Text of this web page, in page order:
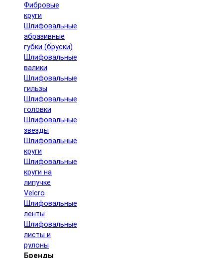
Фибровые
круги
Шлифовальные
абразивные
губки (бруски)
Шлифовальные
валики
Шлифовальные
гильзы
Шлифовальные
головки
Шлифовальные
звезды
Шлифовальные
круги
Шлифовальные
круги на
липучке
Velcro
Шлифовальные
ленты
Шлифовальные
листы и
рулоны
Бренды